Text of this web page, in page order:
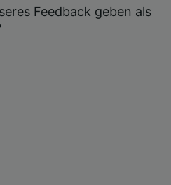
Feedback geben als